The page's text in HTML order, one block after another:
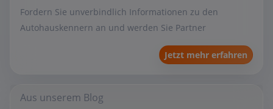
Fordern Sie unverbindlich Informationen zu den
Autohauskennern an und werden Sie Partner
Jetzt mehr erfahren
Aus unserem Blog